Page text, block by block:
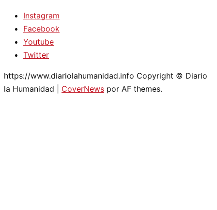
Instagram
Facebook
Youtube
Twitter
https://www.diariolahumanidad.info Copyright © Diario
la Humanidad
CoverNews por AF themes.